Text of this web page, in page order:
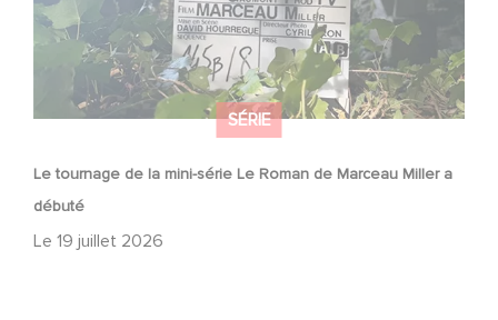
SÉRIE
Le tournage de la mini-série Le Roman de Marceau Miller a
débuté
Le 19 juillet 2026